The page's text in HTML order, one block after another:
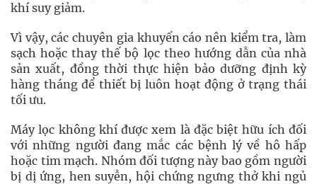
khí suy giảm.
Vì vậy, các chuyên gia khuyến cáo nên kiểm tra, làm
sạch hoặc thay thế bộ lọc theo hướng dẫn của nhà
sản xuất, đồng thời thực hiện bảo dưỡng định kỳ
hàng tháng để thiết bị luôn hoạt động ở trạng thái
tối ưu.
Máy lọc không khí được xem là đặc biệt hữu ích đối
với những người đang mắc các bệnh lý về hô hấp
hoặc tim mạch. Nhóm đối tượng này bao gồm người
bị dị ứng, hen suyễn, hội chứng ngưng thở khi ngủ